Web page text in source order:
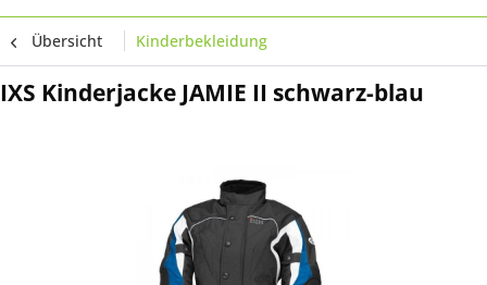
Übersicht Kinderbekleidung
IXS Kinderjacke JAMIE II schwarz-blau